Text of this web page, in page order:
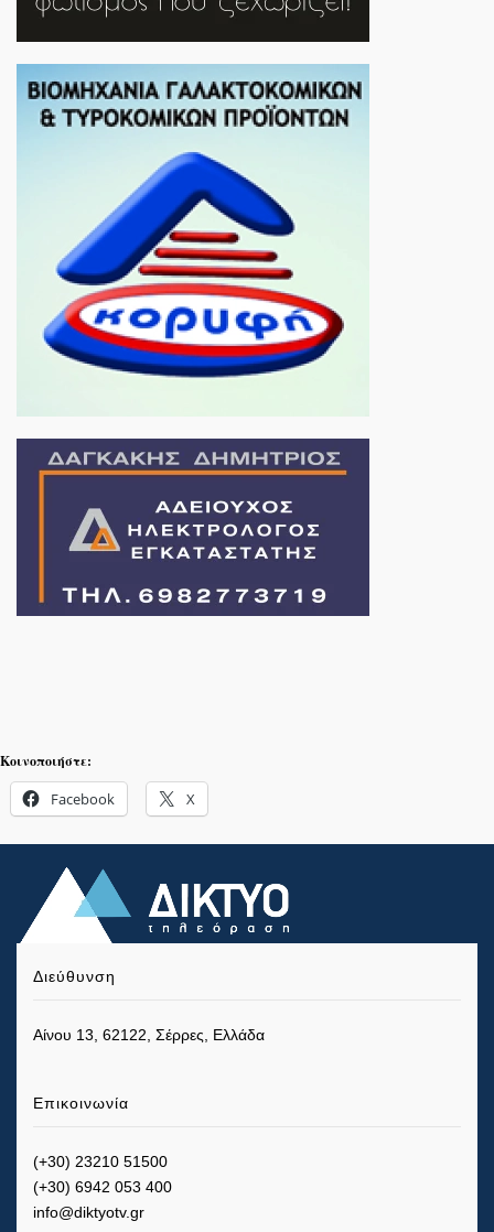
Κοινοποιήστε:
Facebook X
Διεύθυνση
Αίνου 13, 62122, Σέρρες, Ελλάδα
Επικοινωνία
(+30) 23210 51500
(+30) 6942 053 400
info@diktyotv.gr